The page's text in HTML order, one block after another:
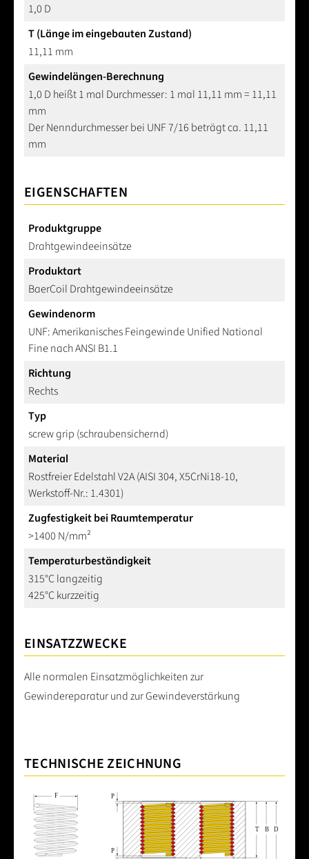
1,0 D
T (Länge im eingebauten Zustand)
11,11 mm
Gewindelängen-Berechnung
1,0 D heißt 1 mal Durchmesser: 1 mal 11,11 mm = 11,11
mm
Der Nenndurchmesser bei UNF 7/16 beträgt ca. 11,11
mm
EIGENSCHAFTEN
Produktgruppe
Drahtgewindeeinsätze
Produktart
BaerCoil Drahtgewindeeinsätze
Gewindenorm
UNF: Amerikanisches Feingewinde Unified National
Fine nach ANSI B1.1
Richtung
Rechts
Typ
screw grip (schraubensichernd)
Material
Rostfreier Edelstahl V2A (AISI 304, X5CrNi18-10,
Werkstoff-Nr.: 1.4301)
Zugfestigkeit bei Raumtemperatur
>1400 N/mm²
Temperaturbeständigkeit
315°C langzeitig
425°C kurzzeitig
EINSATZZWECKE
Alle normalen Einsatzmöglichkeiten zur
Gewindereparatur und zur Gewindeverstärkung
TECHNISCHE ZEICHNUNG